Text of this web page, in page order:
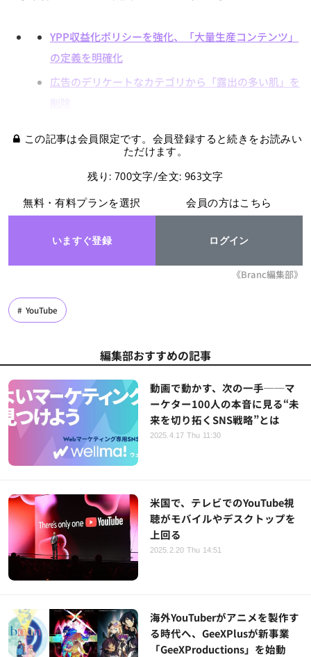
YPP収益化ポリシーを強化、「大量生産コンテンツ」
の定義を明確化
広告のデリケートなカテゴリから「露出の多い肌」を
削除
この記事は会員限定です。会員登録すると続きをお読みい
ただけます。
残り: 700文字/全文: 963文字
無料・有料プランを選択
いますぐ登録
会員の方はこちら
ログイン
《Branc編集部》
YouTube
編集部おすすめの記事
動画で動かす、次の一手──マ
ーケター100人の本音に見る“未
来を切り拓くSNS戦略”とは
2025.4.17 Thu 11:30
米国で、テレビでのYouTube視
聴がモバイルやデスクトップを
上回る
2025.2.20 Thu 14:51
海外YouTuberがアニメを製作す
る時代へ、GeeXPlusが新事業
「GeeXProductions」を始動